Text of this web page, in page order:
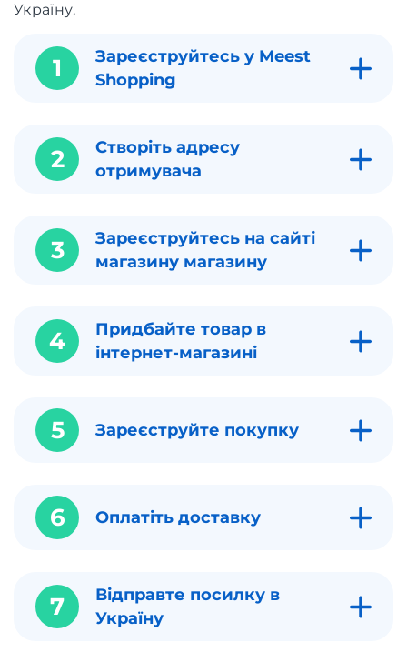
Україну.
1
Зареєструйтесь у Meest
Shopping
2
Створіть адресу
отримувача
3
Зареєструйтесь на сайті
магазину магазину
4
Придбайте товар в
інтернет-магазині
5 Зареєструйте покупку
6 Оплатіть доставку
7
Відправте посилку в
Україну